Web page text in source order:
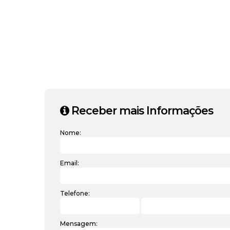
Receber mais Informações
Nome:
Email:
Telefone:
Mensagem: